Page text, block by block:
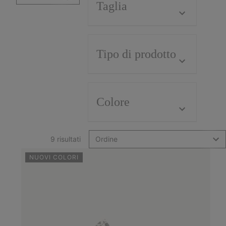
Taglia
Tipo di prodotto
Colore
9 risultati Ordine
NUOVI COLORI